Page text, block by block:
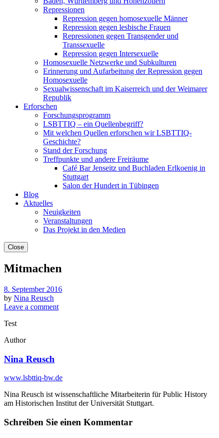
Repressionen
Repression gegen homosexuelle Männer
Repression gegen lesbische Frauen
Repressionen gegen Transgender und
Transsexuelle
Repression gegen Intersexuelle
Homosexuelle Netzwerke und Subkulturen
Erinnerung und Aufarbeitung der Repression gegen
Homosexuelle
Sexualwissenschaft im Kaiserreich und der Weimarer
Republik
Erforschen
Forschungsprogramm
LSBTTIQ – ein Quellenbegriff?
Mit welchen Quellen erforschen wir LSBTTIQ-
Geschichte?
Stand der Forschung
Treffpunkte und andere Freiräume
Café Bar Jenseitz und Buchladen Erlkoenig in
Stuttgart
Salon der Hundert in Tübingen
Blog
Aktuelles
Neuigkeiten
Veranstaltungen
Das Projekt in den Medien
Close
Mitmachen
8. September 2016
by Nina Reusch
Leave a comment
Test
Author
Nina Reusch
www.lsbttiq-bw.de
Nina Reusch ist wissenschaftliche Mitarbeiterin für Public History
am Historischen Institut der Universität Stuttgart.
Schreiben Sie einen Kommentar